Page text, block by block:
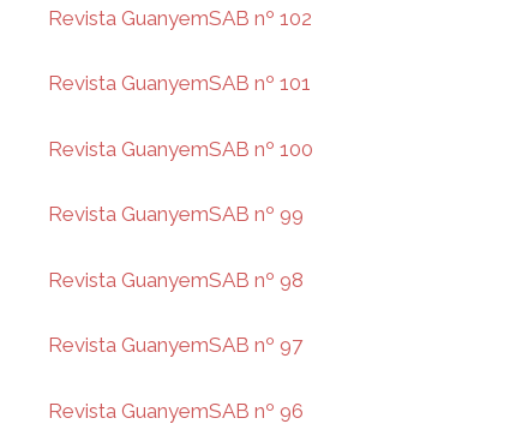
Revista GuanyemSAB nº 102
Revista GuanyemSAB nº 101
Revista GuanyemSAB nº 100
Revista GuanyemSAB nº 99
Revista GuanyemSAB nº 98
Revista GuanyemSAB nº 97
Revista GuanyemSAB nº 96